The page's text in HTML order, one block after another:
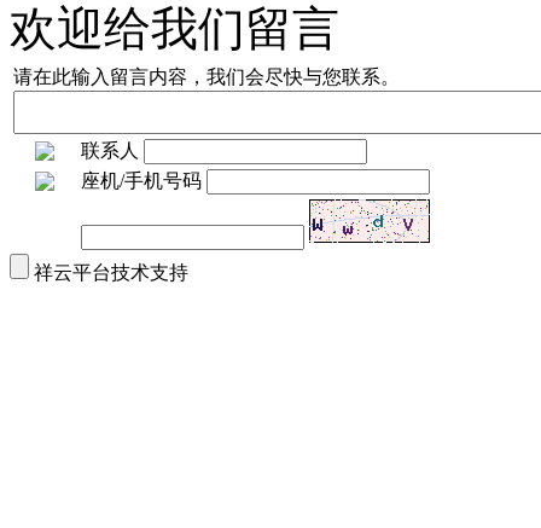
欢迎给我们留言
请在此输入留言内容，我们会尽快与您联系。
联系人
座机/手机号码
祥云平台技术支持